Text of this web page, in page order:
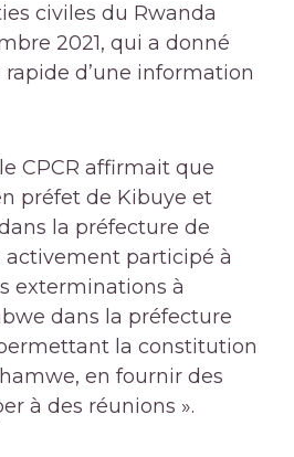
civiles du Rwanda
2021, qui a donné
rapide d’une information
CPCR affirmait que
préfet de Kibuye et
la préfecture de
activement participé à
exterminations à
dans la préfecture
la constitution
en fournir des
à des réunions ».